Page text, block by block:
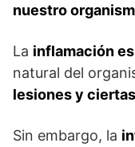
nuestro
La inflamación
natural del
lesiones y ciertas
Sin embargo, la